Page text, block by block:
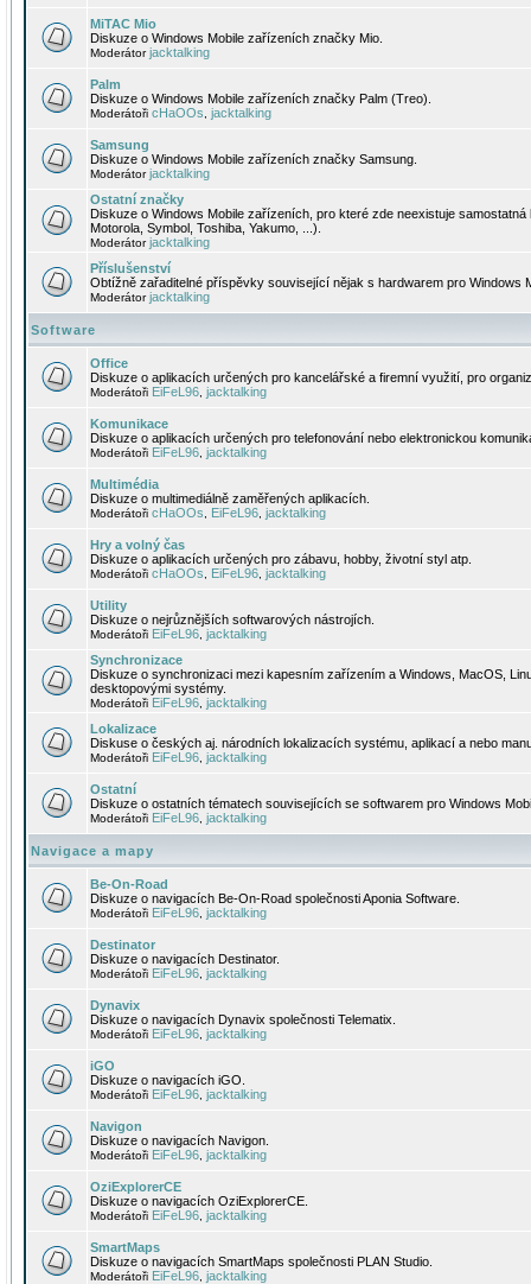
MiTAC Mio
Diskuze o Windows Mobile zařízeních značky Mio.
Moderátorjacktalking
Palm
Diskuze o Windows Mobile zařízeních značky Palm (Treo).
Moderátoři cHaOOs jacktalking
Samsung
Diskuze o Windows Mobile zařízeních značky Samsung.
Moderátorjacktalking
Ostatní značky
Diskuze o Windows Mobile zařízeních, pro které zde neexistuje
Motorola, Symbol, Toshiba, Yakumo, ...).
Moderátorjacktalking
Příslušenství
Obtížně zařaditelné příspěvky související nějak s hardwarem pro Windows
Moderátorjacktalking
Software
Office
Diskuze o aplikacích určených pro kancelářské a firemní využití, pro
Moderátoři EiFeL96 jacktalking
Komunikace
Diskuze o aplikacích určených pro telefonování nebo elektronickou
Moderátoři EiFeL96 jacktalking
Multimédia
Diskuze o multimediálně zaměřených aplikacích.
Moderátoři cHaOOs EiFeL96 jacktalking
Hry a volný čas
Diskuze o aplikacích určených pro zábavu, hobby, životní styl atp.
Moderátoři cHaOOs EiFeL96 jacktalking
Utility
Diskuze o nejrůznějších softwarových nástrojích.
Moderátoři EiFeL96 jacktalking
Synchronizace
Diskuze o synchronizaci mezi kapesním zařízením a Windows, MacOS,
desktopovými systémy.
Moderátoři EiFeL96 jacktalking
Lokalizace
Diskuse o českých aj. národních lokalizacích systému, aplikací a nebo
Moderátoři EiFeL96 jacktalking
Ostatní
Diskuze o ostatních tématech souvisejících se softwarem pro Windows
Moderátoři EiFeL96 jacktalking
Navigace a mapy
Be-On-Road
Diskuze o navigacích Be-On-Road společnosti Aponia Software.
Moderátoři EiFeL96 jacktalking
Destinator
Diskuze o navigacích Destinator.
Moderátoři EiFeL96 jacktalking
Dynavix
Diskuze o navigacích Dynavix společnosti Telematix.
Moderátoři EiFeL96 jacktalking
iGO
Diskuze o navigacích iGO.
Moderátoři EiFeL96 jacktalking
Navigon
Diskuze o navigacích Navigon.
Moderátoři EiFeL96 jacktalking
OziExplorerCE
Diskuze o navigacích OziExplorerCE.
Moderátoři EiFeL96 jacktalking
SmartMaps
Diskuze o navigacích SmartMaps společnosti PLAN Studio.
Moderátoři EiFeL96 jacktalking